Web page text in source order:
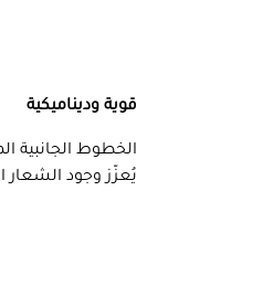
قوية وديناميكية
الخطوط الجانبية
يُعزّز وجود الشعار